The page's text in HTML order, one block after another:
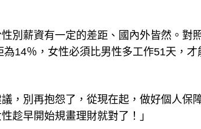
別薪資有一定的差距、國內外皆然。對
14％，女性必須比男性多工作51天，才
，別再抱怨了，從現在起，做好個人保
趁早開始規畫理財就對了！」